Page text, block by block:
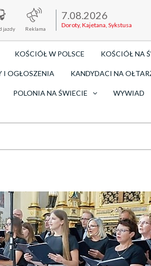
jazdy Reklama
7.08.2026
Doroty, Kajetana, Sykstusa
KOŚCIÓŁ W POLSCE KOŚCIÓŁ NA
I OGŁOSZENIA KANDYDACI NA
POLONIA NA ŚWIECIE WYWIAD